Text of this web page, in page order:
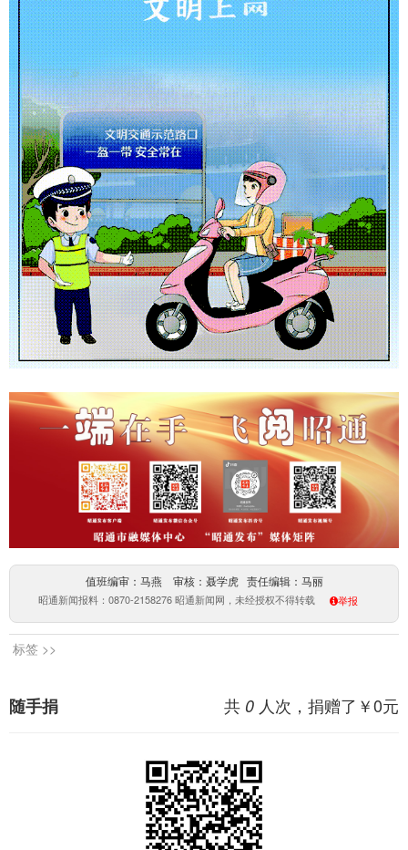
值班编审：马燕 审核：聂学虎 责任编辑：马丽
昭通新闻报料：0870-2158276 昭通新闻网，未经授权不得转载 举报
标签 >>
共 0 人次，捐赠了￥0元
随手捐